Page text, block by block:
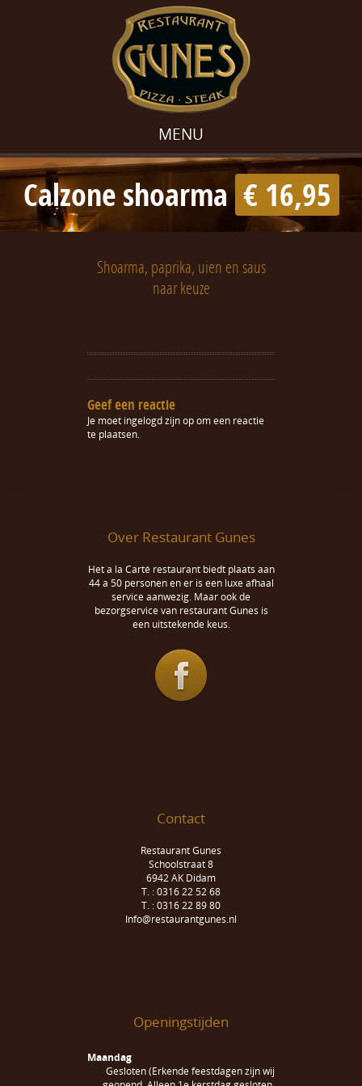
MENU
Calzone shoarma € 16,95
Shoarma, paprika, uien en saus
naar keuze
Geef een reactie
Je moet ingelogd zijn opom een reactie
te plaatsen.
Over Restaurant Gunes
Het a la Carté restaurant biedt plaats aan
44 a 50 personen en er is een luxe afhaal
service aanwezig. Maar ook de
bezorgservice van restaurant Gunes is
een uitstekende keus.
Contact
Restaurant Gunes
Schoolstraat 8
6942 AK Didam
T. : 0316 22 52 68
T. : 0316 22 89 80
Info@restaurantgunes.nl
Openingstijden
Maandag
Gesloten (Erkende feestdagen zijn wij